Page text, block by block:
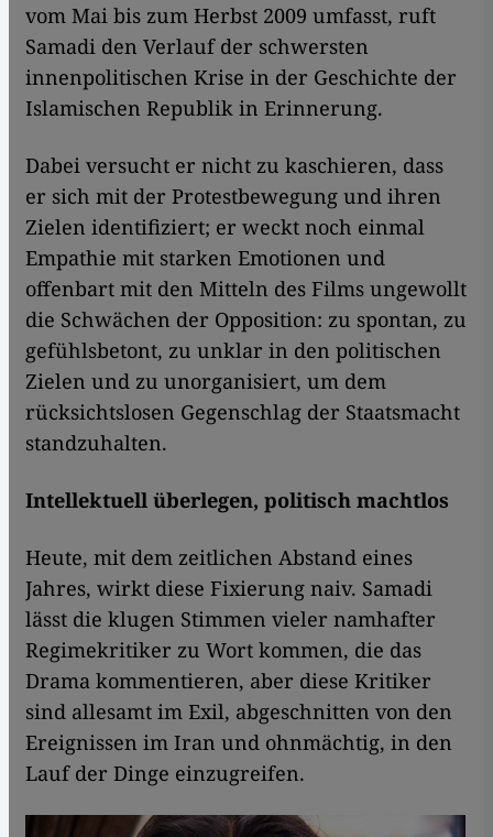
vom Mai bis zum Herbst 2009 umfasst, ruft
Samadi den Verlauf der schwersten
innenpolitischen Krise in der Geschichte der
Islamischen Republik in Erinnerung.
Dabei versucht er nicht zu kaschieren, dass
er sich mit der Protestbewegung und ihren
Zielen identifiziert; er weckt noch einmal
Empathie mit starken Emotionen und
offenbart mit den Mitteln des Films ungewollt
die Schwächen der Opposition: zu spontan, zu
gefühlsbetont, zu unklar in den politischen
Zielen und zu unorganisiert, um dem
rücksichtslosen Gegenschlag der Staatsmacht
standzuhalten.
Intellektuell überlegen, politisch machtlos
Heute, mit dem zeitlichen Abstand eines
Jahres, wirkt diese Fixierung naiv. Samadi
lässt die klugen Stimmen vieler namhafter
Regimekritiker zu Wort kommen, die das
Drama kommentieren, aber diese Kritiker
sind allesamt im Exil, abgeschnitten von den
Ereignissen im Iran und ohnmächtig, in den
Lauf der Dinge einzugreifen.